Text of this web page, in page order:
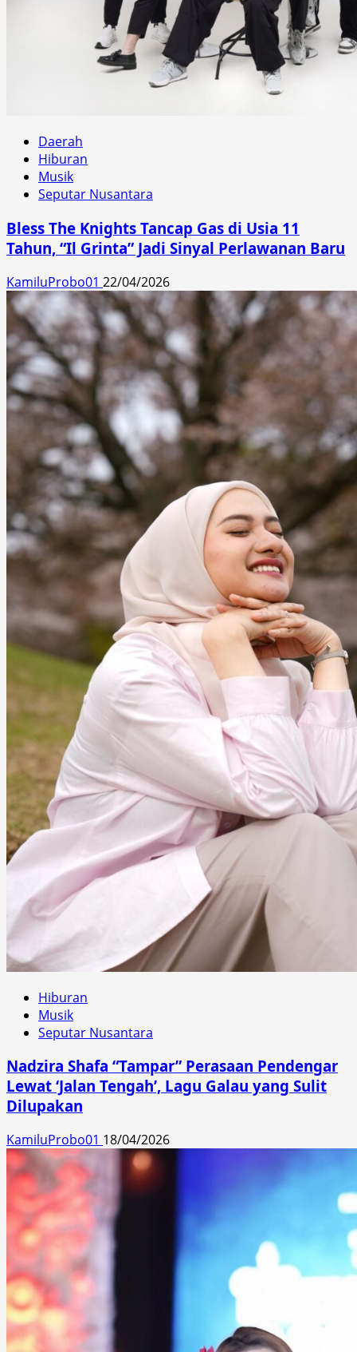
Daerah
Hiburan
Musik
Seputar Nusantara
Bless The Knights Tancap Gas di Usia 11
Tahun, “Il Grinta” Jadi Sinyal Perlawanan Baru
KamiluProbo01 22/04/2026
Hiburan
Musik
Seputar Nusantara
Nadzira Shafa “Tampar” Perasaan Pendengar
Lewat ‘Jalan Tengah’, Lagu Galau yang Sulit
Dilupakan
KamiluProbo01 18/04/2026